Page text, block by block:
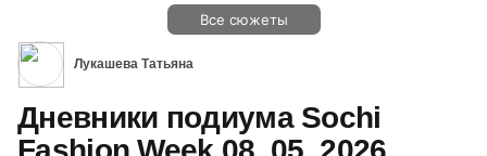
Все сюжеты
Лукашева Татьяна
Дневники подиума Sochi